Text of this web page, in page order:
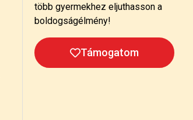
több gyermekhez eljuthasson a
boldogságélmény!
Támogatom